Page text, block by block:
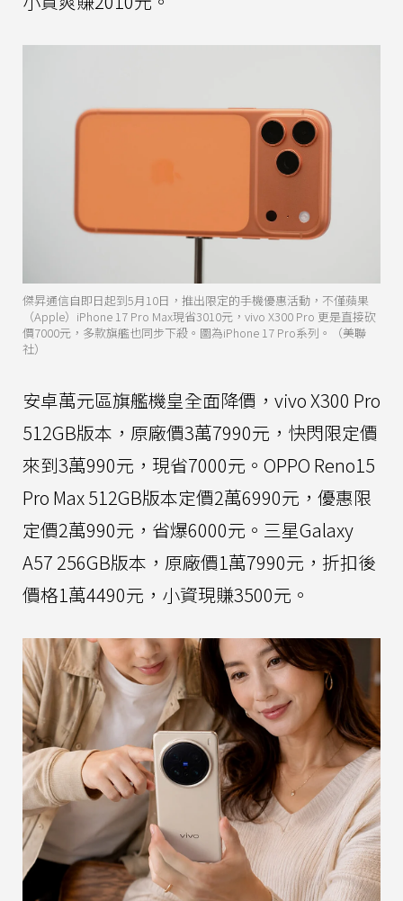
傑昇通信自即日起到5月10日，推出限定的手機優惠活動，不僅蘋果
（Apple）iPhone 17 Pro Max現省3010元，vivo X300 Pro 更是直接砍
價7000元，多款旗艦也同步下殺。圖為iPhone 17 Pro系列。（美聯
社）
安卓萬元區旗艦機皇全面降價，vivo X300 Pro
512GB版本，原廠價3萬7990元，快閃限定價
來到3萬990元，現省7000元。OPPO Reno15
Pro Max 512GB版本定價2萬6990元，優惠限
定價2萬990元，省爆6000元。三星Galaxy
A57 256GB版本，原廠價1萬7990元，折扣後
價格1萬4490元，小資現賺3500元。